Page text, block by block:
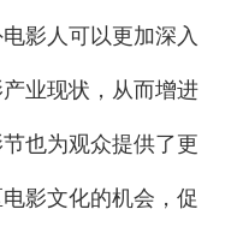
影人可以更加深入
业现状，从而增进
也为观众提供了更
影文化的机会，促